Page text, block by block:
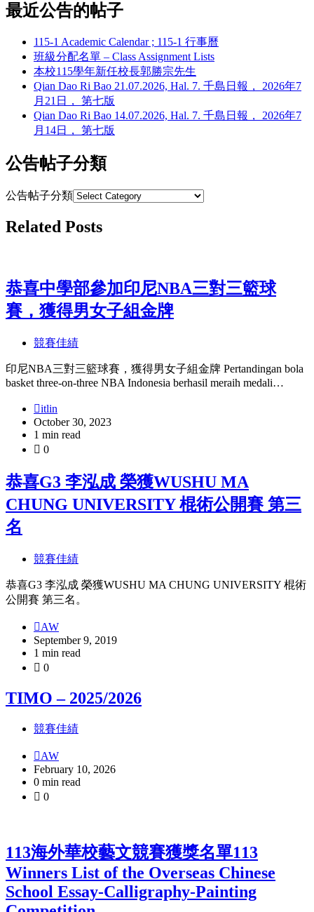
最近公告的帖子
115-1 Academic Calendar ; 115-1 行事曆
班級分配名單 – Class Assignment Lists
本校115學年新任校長郭勝宗先生
Qian Dao Ri Bao 21.07.2026, Hal. 7. 千島日報， 2026年7
月21日， 第七版
Qian Dao Ri Bao 14.07.2026, Hal. 7. 千島日報， 2026年7
月14日， 第七版
公告帖子分類
公告帖子分類
Related Posts
恭喜中學部參加印尼NBA三對三籃球
賽，獲得男女子組金牌
競賽佳績
印尼NBA三對三籃球賽，獲得男女子組金牌 Pertandingan bola
basket three-on-three NBA Indonesia berhasil meraih medali…
itlin
October 30, 2023
1 min read
0
恭喜G3 李泓成 榮獲WUSHU MA
CHUNG UNIVERSITY 棍術公開賽 第三
名
競賽佳績
恭喜G3 李泓成 榮獲WUSHU MA CHUNG UNIVERSITY 棍術
公開賽 第三名。
AW
September 9, 2019
1 min read
0
TIMO – 2025/2026
競賽佳績
AW
February 10, 2026
0 min read
0
113海外華校藝文競賽獲獎名單113
Winners List of the Overseas Chinese
School Essay-Calligraphy-Painting